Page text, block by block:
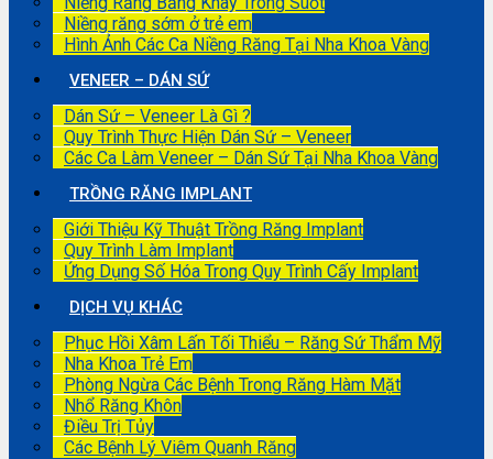
Niềng răng sớm ở trẻ em
Hình Ảnh Các Ca Niềng Răng Tại Nha Khoa Vàng
VENEER – DÁN SỨ
Dán Sứ – Veneer Là Gì ?
Quy Trình Thực Hiện Dán Sứ – Veneer
Các Ca Làm Veneer – Dán Sứ Tại Nha Khoa Vàng
TRỒNG RĂNG IMPLANT
Giới Thiệu Kỹ Thuật Trồng Răng Implant
Quy Trình Làm Implant
Ứng Dụng Số Hóa Trong Quy Trình Cấy Implant
DỊCH VỤ KHÁC
Phục Hồi Xâm Lấn Tối Thiểu – Răng Sứ Thẩm Mỹ
Nha Khoa Trẻ Em
Phòng Ngừa Các Bệnh Trong Răng Hàm Mặt
Nhổ Răng Khôn
Điều Trị Tủy
Các Bệnh Lý Viêm Quanh Răng